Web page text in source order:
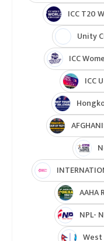
ICC T20
Unity
ICC
ICC
AAHA
NPL-
West